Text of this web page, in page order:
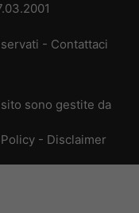
- Contattaci
sono gestite da
- Disclaimer